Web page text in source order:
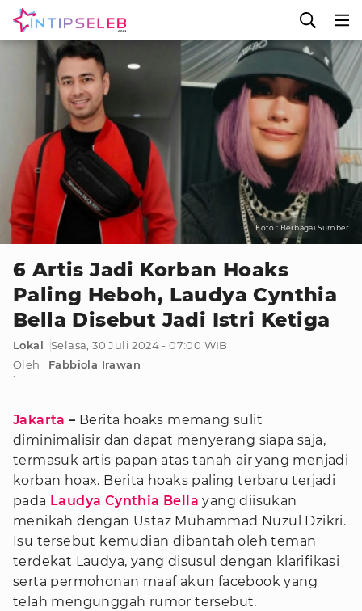
Foto : Berbagai Sumber
6 Artis Jadi Korban Hoaks
Paling Heboh, Laudya Cynthia
Bella Disebut Jadi Istri Ketiga
Lokal
Selasa, 30 Juli 2024 - 07:00 WIB
Oleh
:
Fabbiola Irawan
Jakarta – Berita hoaks memang sulit
diminimalisir dan dapat menyerang siapa saja,
termasuk artis papan atas tanah air yang menjadi
korban hoax. Berita hoaks paling terbaru terjadi
pada Laudya Cynthia Bella yang diisukan
menikah dengan Ustaz Muhammad Nuzul Dzikri.
Isu tersebut kemudian dibantah oleh teman
terdekat Laudya, yang disusul dengan klarifikasi
serta permohonan maaf akun facebook yang
telah mengunggah rumor tersebut.